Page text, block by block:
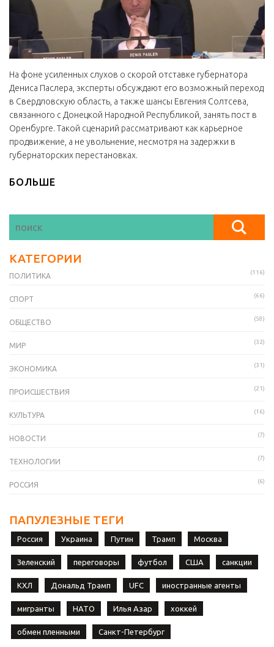
На фоне усиленных слухов о скорой отставке губернатора
Дениса Паслера, эксперты обсуждают его возможный переход
в Свердловскую область, а также шансы Евгения Солтсева,
связанного с Донецкой Народной Республикой, занять пост в
Оренбурге. Такой сценарий рассматривают как карьерное
продвижение, а не увольнение, несмотря на задержки в
губернаторских перестановках.
БОЛЬШЕ
КАТЕГОРИИ
ПОЛИТИКА (116)
СПОРТ (66)
ОБЩЕСТВО (58)
МИР (32)
ЭКОНОМИКА (31)
ПРОИСШЕСТВИЯ (21)
КУЛЬТУРА (16)
НОВОСТИ (7)
ТЕХНОЛОГИИ (7)
РОССИЯ (6)
ПАПУЛЕЗНЫЕ ТЕГИ
Россия Украина Путин Трамп Москва
Зеленский переговоры футбол США санкции
КХЛ Дональд Трамп UFC иностранные агенты
мигранты НАТО Илья Азар хоккей
обмен пленными Санкт-Петербург